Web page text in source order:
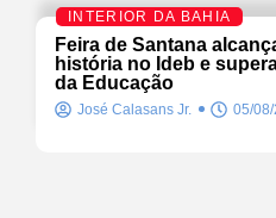
INTERIOR DA BAHIA
Feira de Santana
história no Ideb e
da Educação
José Calasans Jr. 05/